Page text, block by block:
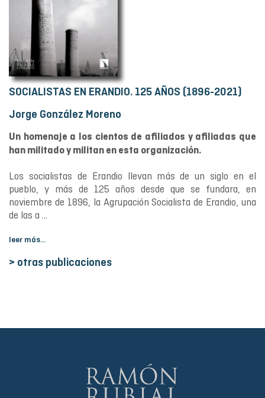
SOCIALISTAS EN ERANDIO. 125 AÑOS (1896-2021)
Jorge González Moreno
Un homenaje a los cientos de afiliados y afiliadas que
han militado y militan en esta organización.
Los socialistas de Erandio llevan más de un siglo en el
pueblo, y más de 125 años desde que se fundara, en
noviembre de 1896, la Agrupación Socialista de Erandio, una
de las a ...
leer más...
> otras publicaciones